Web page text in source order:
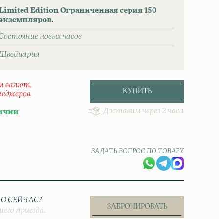
Edition Ограниченная серия 150
Состояние новых часов
Швейцаpия
валют,
КУПИТЬ
Доставим через 2 часа
ЗАДАТЬ ВОПРОС ПО ТОВАРУ
СЕЙЧАС?
приезда.
ЗАБРОНИРОВАТЬ